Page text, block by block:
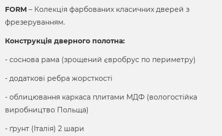
FORM – Колекція фарбованих класичних дверей з
фрезеруванням.
Конструкція дверного полотна:
- соснова рама (зрощений євробрус по периметру)
- додаткові ребра жорсткості
- облицювання каркаса плитами МДФ (вологостійка
виробництво Польща)
- ґрунт (Італія) 2 шари